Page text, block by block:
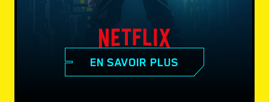
EN SAVOIR PLUS